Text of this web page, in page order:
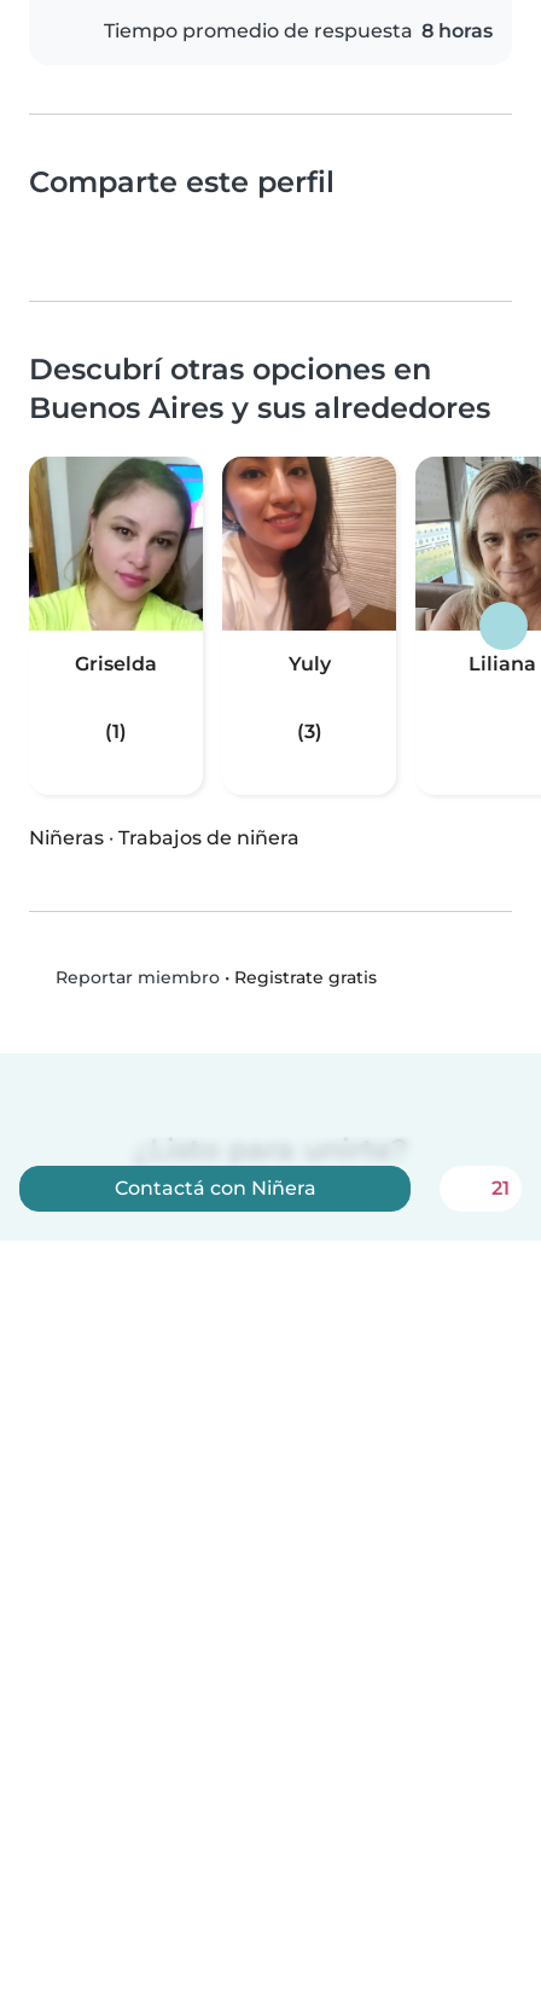
Tiempo promedio de respuesta 8 horas
Comparte este perfil
Descubrí otras opciones en
Buenos Aires y sus alrededores
Griselda
(1)
Yuly
(3)
Liliana
Niñeras · Trabajos de niñera
Reportar miembro• Registrate gratis
Contactá con Niñera 21